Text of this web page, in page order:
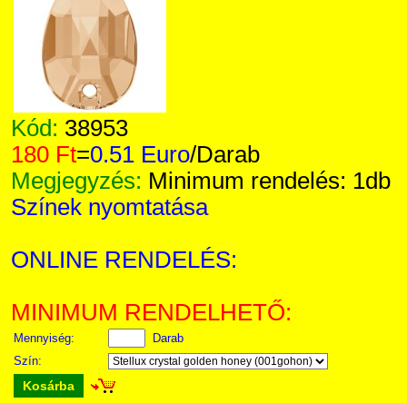
Kód: 38953
180 Ft=0.51 Euro/Darab
Megjegyzés: Minimum rendelés: 1db
Színek nyomtatása
ONLINE RENDELÉS:
MINIMUM RENDELHETŐ:
Mennyiség:
Darab
Szín:
Kosárba